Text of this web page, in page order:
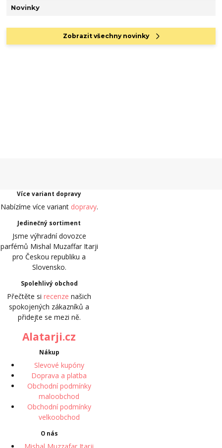
Novinky
Zobrazit všechny novinky
Více variant dopravy
Nabízíme více variant dopravy.
Jedinečný sortiment
Jsme výhradní dovozce
parfémů Mishal Muzaffar Itarji
pro Českou republiku a
Slovensko.
Spolehlivý obchod
Přečtěte si recenze našich
spokojených zákazníků a
přidejte se mezi ně.
Alatarji.cz
Nákup
Slevové kupóny
Doprava a platba
Obchodní podmínky
maloobchod
Obchodní podmínky
velkoobchod
O nás